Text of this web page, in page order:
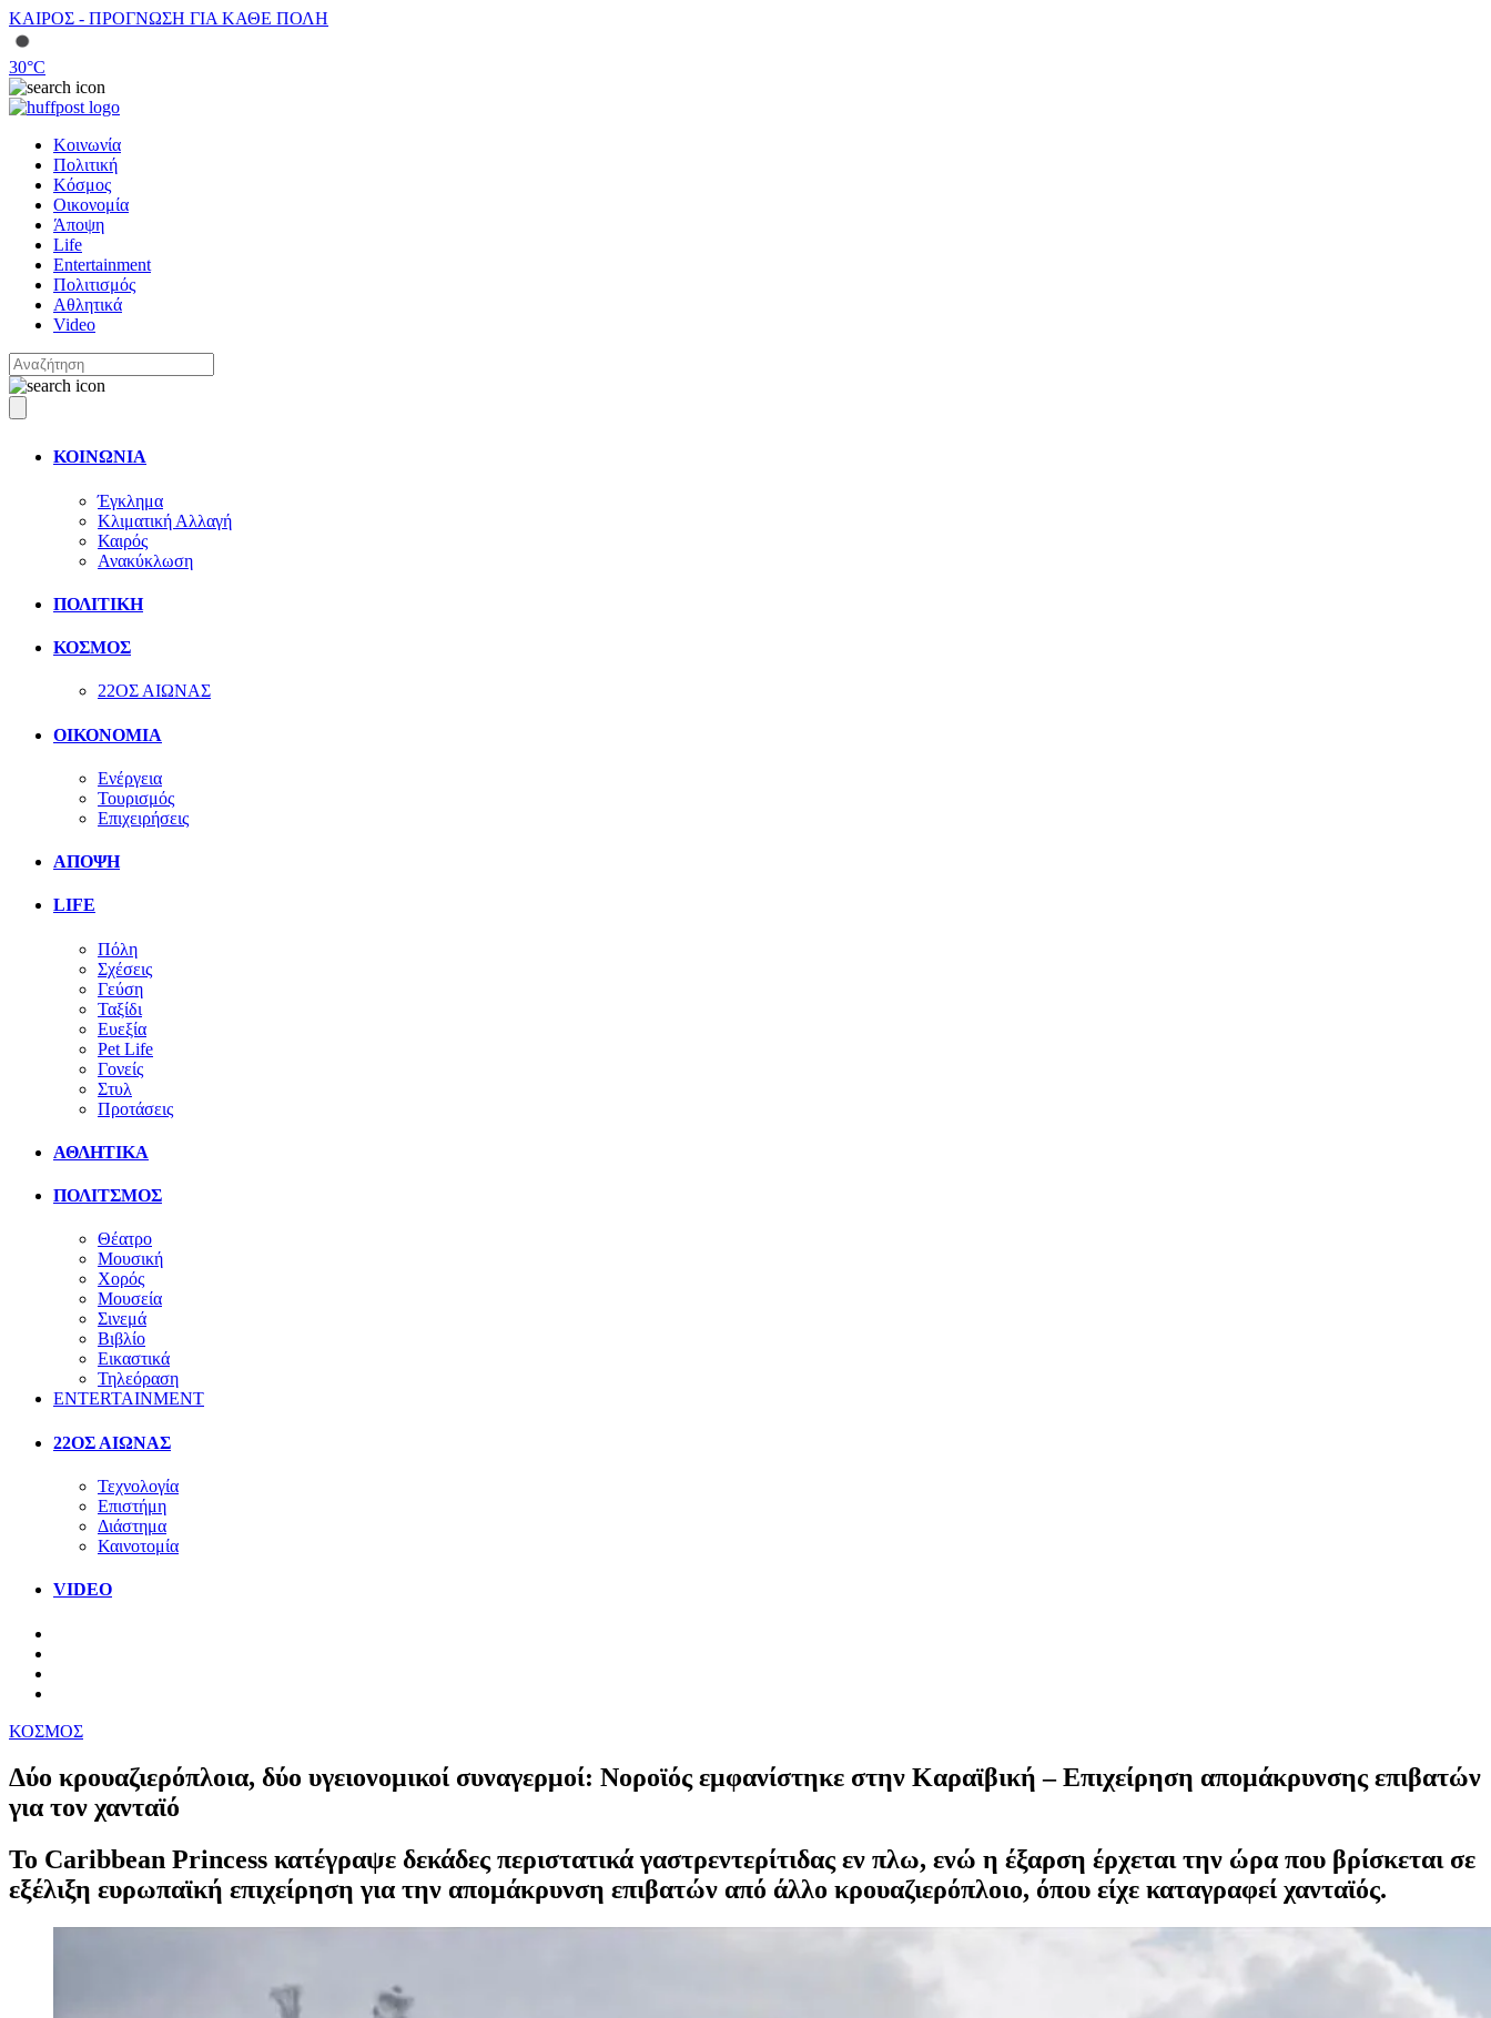
ΚΑΙΡΟΣ - ΠΡΟΓΝΩΣΗ ΓΙΑ ΚΑΘΕ ΠΟΛΗ
30°C
Κοινωνία
Πολιτική
Κόσμος
Οικονομία
Άποψη
Life
Entertainment
Πολιτισμός
Αθλητικά
Video
ΚΟΙΝΩΝΙΑ
Έγκλημα
Κλιματική Αλλαγή
Καιρός
Ανακύκλωση
ΠΟΛΙΤΙΚΗ
ΚΟΣΜΟΣ
22ΟΣ ΑΙΩΝΑΣ
ΟΙΚΟΝΟΜΙΑ
Ενέργεια
Τουρισμός
Επιχειρήσεις
ΑΠΟΨΗ
LIFE
Πόλη
Σχέσεις
Γεύση
Ταξίδι
Ευεξία
Pet Life
Γονείς
Στυλ
Προτάσεις
ΑΘΛΗΤΙΚΑ
ΠΟΛΙΤΣΜΟΣ
Θέατρο
Μουσική
Χορός
Μουσεία
Σινεμά
Βιβλίο
Εικαστικά
Τηλεόραση
ENTERTAINMENT
22ΟΣ ΑΙΩΝΑΣ
Τεχνολογία
Επιστήμη
Διάστημα
Καινοτομία
VIDEO
ΚΟΣΜΟΣ
Δύο κρουαζιερόπλοια, δύο υγειονομικοί συναγερμοί: Νοροϊός εμφανίστηκε στην Καραϊβική – Επιχείρηση απομάκρυνσης επιβατών
για τον χανταϊό
Το Caribbean Princess κατέγραψε δεκάδες περιστατικά γαστρεντερίτιδας εν πλω, ενώ η έξαρση έρχεται την ώρα που βρίσκεται σε
εξέλιξη ευρωπαϊκή επιχείρηση για την απομάκρυνση επιβατών από άλλο κρουαζιερόπλοιο, όπου είχε καταγραφεί χανταϊός.